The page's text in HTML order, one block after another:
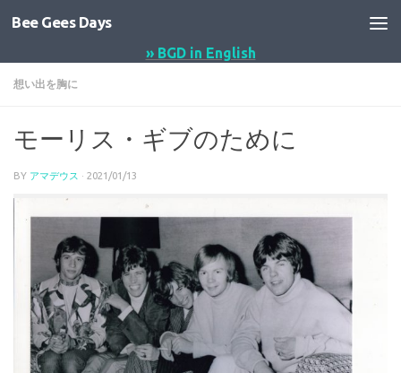
コンテンツへスキップ
Bee Gees Days
» BGD in English
想い出を胸に
モーリス・ギブのために
BY アマデウス · 2021/01/13